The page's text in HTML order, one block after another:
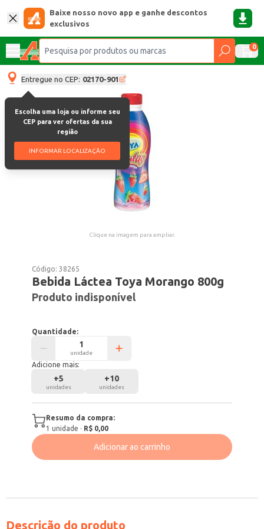
Baixe nosso novo app e ganhe descontos
exclusivos
0
Entregue no CEP: 02170-901
Escolha uma loja ou informe seu
CEP para ver ofertas da sua
região
INFORMAR LOCALIZAÇÃO
Clique na imagem para ampliar.
Código:38265
Bebida Láctea Toya Morango 800g
Produto indisponível
Quantidade:
unidade
Adicione mais:
+5
unidades
+10
unidades
Resumo da compra:
1 unidade · R$ 0,00
Adicionar ao carrinho
Descrição do produto